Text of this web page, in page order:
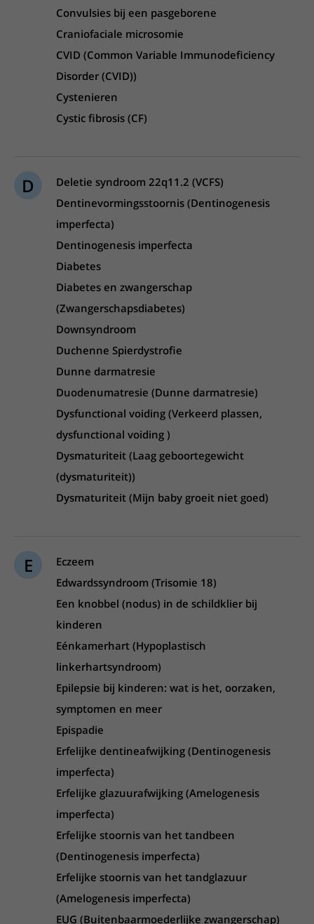
Convulsies bij een pasgeborene
Craniofaciale microsomie
CVID (Common Variable Immunodeficiency
Disorder (CVID))
Cystenieren
Cystic fibrosis (CF)
D
Deletie syndroom 22q11.2 (VCFS)
Dentinevormingsstoornis (Dentinogenesis
imperfecta)
Dentinogenesis imperfecta
Diabetes
Diabetes en zwangerschap
(Zwangerschapsdiabetes)
Downsyndroom
Duchenne Spierdystrofie
Dunne darmatresie
Duodenumatresie (Dunne darmatresie)
Dysfunctional voiding (Verkeerd plassen,
dysfunctional voiding )
Dysmaturiteit (Laag geboortegewicht
(dysmaturiteit))
Dysmaturiteit (Mijn baby groeit niet goed)
E
Eczeem
Edwardssyndroom (Trisomie 18)
Een knobbel (nodus) in de schildklier bij
kinderen
Eénkamerhart (Hypoplastisch
linkerhartsyndroom)
Epilepsie bij kinderen: wat is het, oorzaken,
symptomen en meer
Epispadie
Erfelijke dentineafwijking (Dentinogenesis
imperfecta)
Erfelijke glazuurafwijking (Amelogenesis
imperfecta)
Erfelijke stoornis van het tandbeen
(Dentinogenesis imperfecta)
Erfelijke stoornis van het tandglazuur
(Amelogenesis imperfecta)
EUG (Buitenbaarmoederlijke zwangerschap)